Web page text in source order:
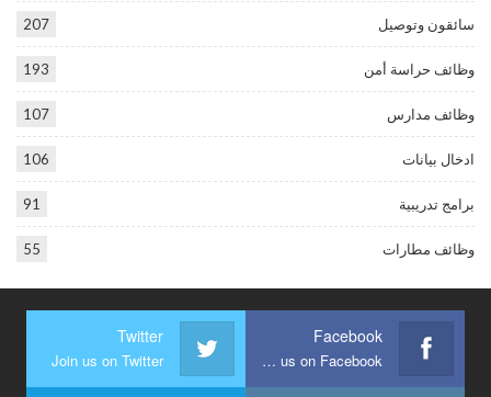
سائقون وتوصيل 207
وظائف حراسة أمن 193
وظائف مدارس 107
ادخال بيانات 106
برامج تدريبية 91
وظائف مطارات 55
Facebook
Join us on Facebook
Twitter
Join us on Twitter